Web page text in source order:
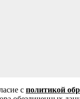
с политикой